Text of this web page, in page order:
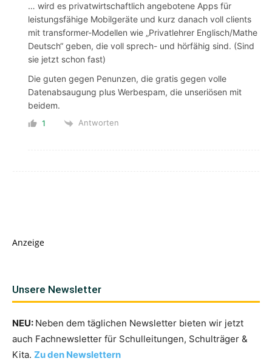
… wird es privatwirtschaftlich angebotene Apps für
leistungsfähige Mobilgeräte und kurz danach voll clients
mit transformer-Modellen wie „Privatlehrer Englisch/Mathe
Deutsch“ geben, die voll sprech- und hörfähig sind. (Sind
sie jetzt schon fast)
Die guten gegen Penunzen, die gratis gegen volle
Datenabsaugung plus Werbespam, die unseriösen mit
beidem.
1 Antworten
Anzeige
Unsere Newsletter
NEU: Neben dem täglichen Newsletter bieten wir jetzt
auch Fachnewsletter für Schulleitungen, Schulträger &
Kita. Zu den Newslettern